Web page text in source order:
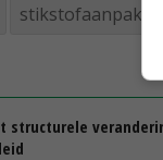
stikstofaanpak
structurele